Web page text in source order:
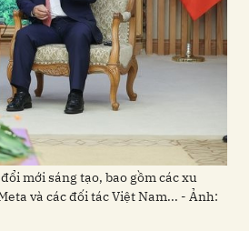
mới sáng tạo, bao gồm các xu
và các đối tác Việt Nam... - Ảnh: